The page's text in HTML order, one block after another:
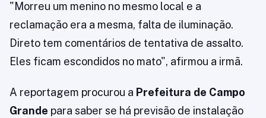
"Morreu um menino no mesmo local e a
reclamação era a mesma, falta de iluminação.
Direto tem comentários de tentativa de assalto.
Eles ficam escondidos no mato", afirmou a irmã.
A reportagem procurou a Prefeitura de Campo
Grande para saber se há previsão de instalação